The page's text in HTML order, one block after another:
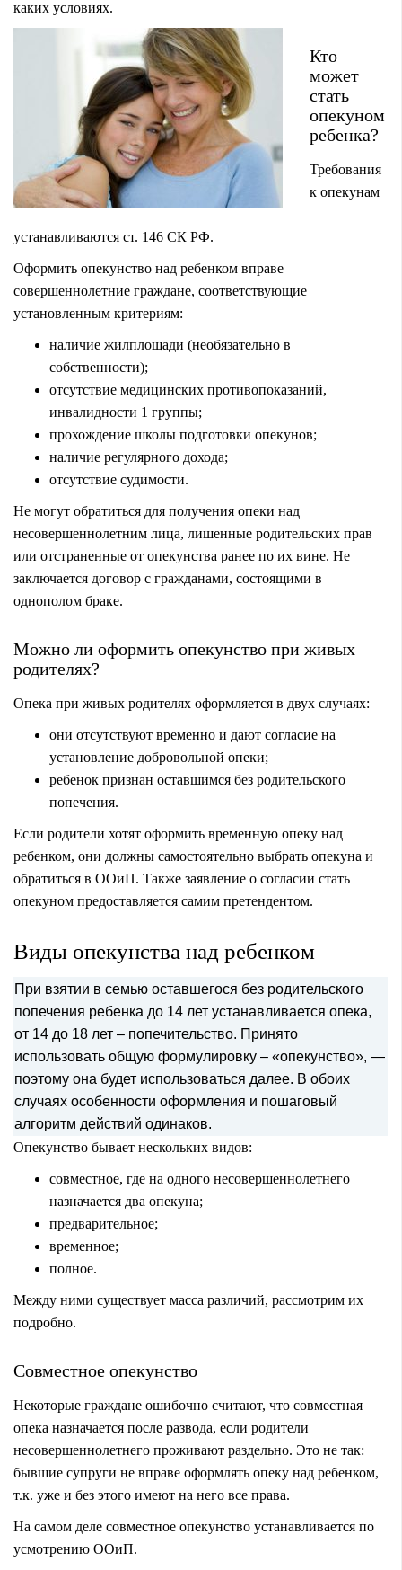
каких условиях.
Кто
может
стать
опекуном
ребенка?
Требования
к опекунам
устанавливаются ст. 146 СК РФ.
Оформить опекунство над ребенком вправе
совершеннолетние граждане, соответствующие
установленным критериям:
наличие жилплощади (необязательно в
собственности);
отсутствие медицинских противопоказаний,
инвалидности 1 группы;
прохождение школы подготовки опекунов;
наличие регулярного дохода;
отсутствие судимости.
Не могут обратиться для получения опеки над
несовершеннолетним лица, лишенные родительских прав
или отстраненные от опекунства ранее по их вине. Не
заключается договор с гражданами, состоящими в
однополом браке.
Можно ли оформить опекунство при живых
родителях?
Опека при живых родителях оформляется в двух случаях:
они отсутствуют временно и дают согласие на
установление добровольной опеки;
ребенок признан оставшимся без родительского
попечения.
Если родители хотят оформить временную опеку над
ребенком, они должны самостоятельно выбрать опекуна и
обратиться в ООиП. Также заявление о согласии стать
опекуном предоставляется самим претендентом.
Виды опекунства над ребенком
При взятии в семью оставшегося без родительского
попечения ребенка до 14 лет устанавливается опека,
от 14 до 18 лет – попечительство. Принято
использовать общую формулировку – «опекунство», —
поэтому она будет использоваться далее. В обоих
случаях особенности оформления и пошаговый
алгоритм действий одинаков.
Опекунство бывает нескольких видов:
совместное, где на одного несовершеннолетнего
назначается два опекуна;
предварительное;
временное;
полное.
Между ними существует масса различий, рассмотрим их
подробно.
Совместное опекунство
Некоторые граждане ошибочно считают, что совместная
опека назначается после развода, если родители
несовершеннолетнего проживают раздельно. Это не так:
бывшие супруги не вправе оформлять опеку над ребенком,
т.к. уже и без этого имеют на него все права.
На самом деле совместное опекунство устанавливается по
усмотрению ООиП.